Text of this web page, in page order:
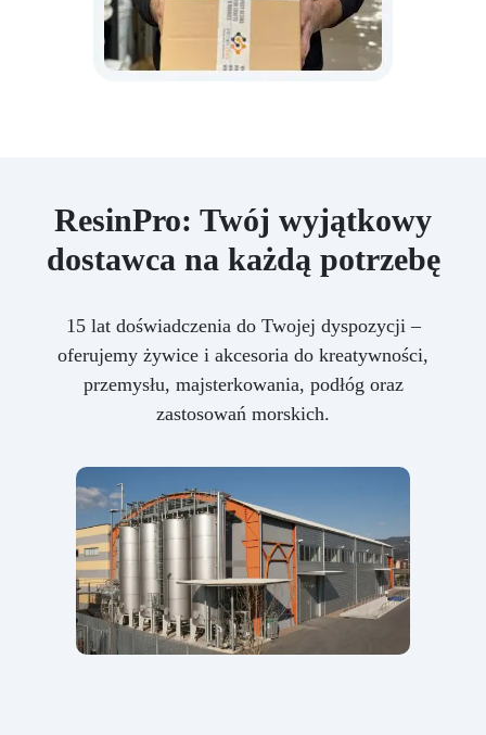
ResinPro: Twój wyjątkowy
dostawca na każdą potrzebę
15 lat doświadczenia do Twojej dyspozycji –
oferujemy żywice i akcesoria do kreatywności,
przemysłu, majsterkowania, podłóg oraz
zastosowań morskich.